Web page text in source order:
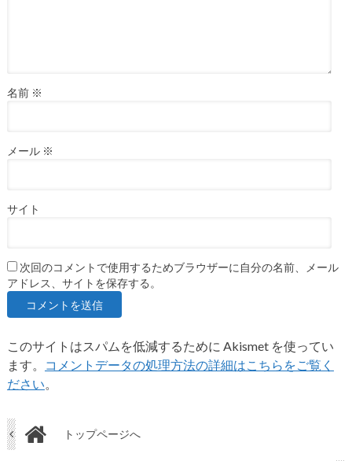
名前 ※
メール ※
サイト
次回のコメントで使用するためブラウザーに自分の名前、メール
アドレス、サイトを保存する。
このサイトはスパムを低減するために Akismet を使ってい
ます。
コメントデータの処理方法の詳細はこちらをご覧く
ださい。
トップページへ